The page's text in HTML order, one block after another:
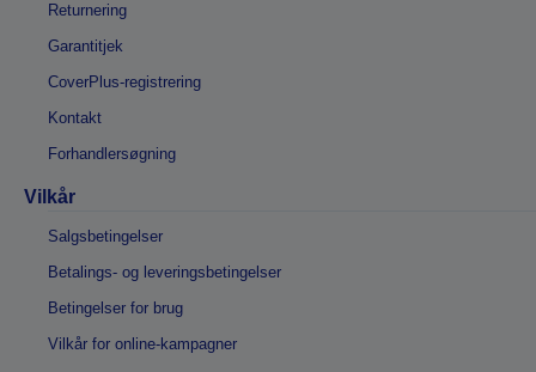
Returnering
Garantitjek
CoverPlus-registrering
Kontakt
Forhandlersøgning
Vilkår
Salgsbetingelser
Betalings- og leveringsbetingelser
Betingelser for brug
Vilkår for online-kampagner